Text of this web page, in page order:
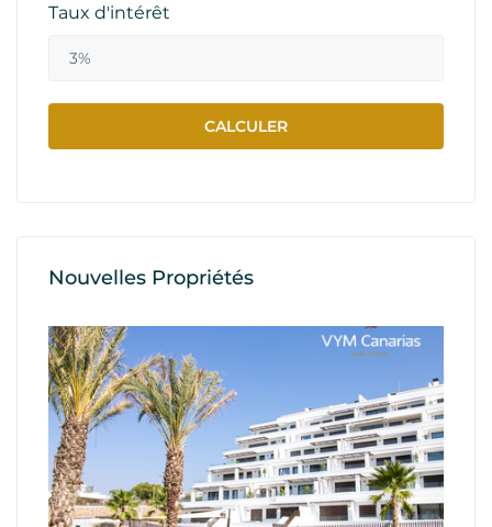
Taux d'intérêt
Nouvelles Propriétés